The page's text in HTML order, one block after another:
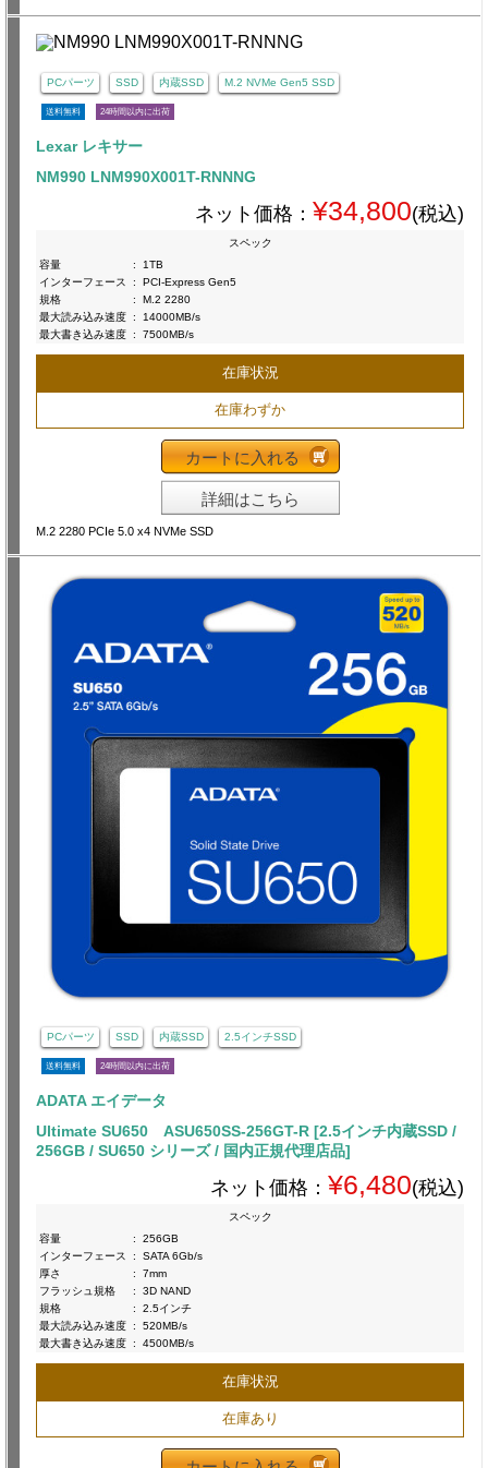
PCパーツ SSD 内蔵SSD M.2 NVMe Gen5 SSD
送料無料 24時間以内に出荷
Lexar レキサー
NM990 LNM990X001T-RNNNG
ネット価格： ¥34,800(税込)
スペック
容量
:
1TB
インターフェース
:
PCI-Express Gen5
規格
:
M.2 2280
最大読み込み速度 :
14000MB/s
最大書き込み速度 : 7500MB/s
在庫状況
在庫わずか
カートに入れる
詳細はこちら
M.2 2280 PCIe 5.0 x4 NVMe SSD
PCパーツ SSD 内蔵SSD 2.5インチSSD
送料無料 24時間以内に出荷
ADATA エイデータ
Ultimate SU650 ASU650SS-256GT-R [2.5インチ内蔵SSD /
256GB / SU650 シリーズ / 国内正規代理店品]
ネット価格： ¥6,480(税込)
スペック
容量
:
256GB
インターフェース
:
SATA 6Gb/s
厚さ
:
7mm
フラッシュ規格
:
3D NAND
規格
:
2.5インチ
最大読み込み速度 :
520MB/s
最大書き込み速度 : 4500MB/s
在庫状況
在庫あり